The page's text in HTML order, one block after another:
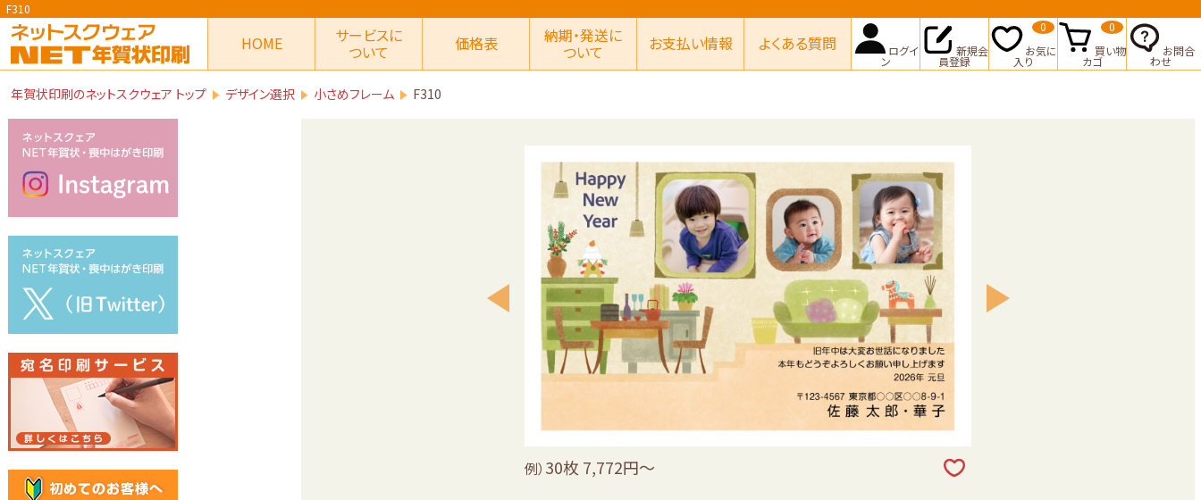
F310
HOME サービスに
ついて 価格表 納期・発送に
ついて お支払い情報 よくある質問 ログイ
ン
新規会
員登録
お気に
入り
0
買い物
カゴ
0
お問合
わせ
年賀状印刷のネットスクウェア トップ デザイン選択 小さめフレーム F310
例） 30枚 7,772円～